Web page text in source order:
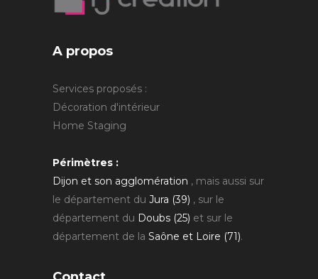
A propos
Services proposés :
Décoration d'intérieur
Home Staging
Périmètres :
Dijon et son agglomération , mais aussi sur
le département du Jura (39) , sur le
département du Doubs (25) et sur le
département de la Saône et Loire (71).